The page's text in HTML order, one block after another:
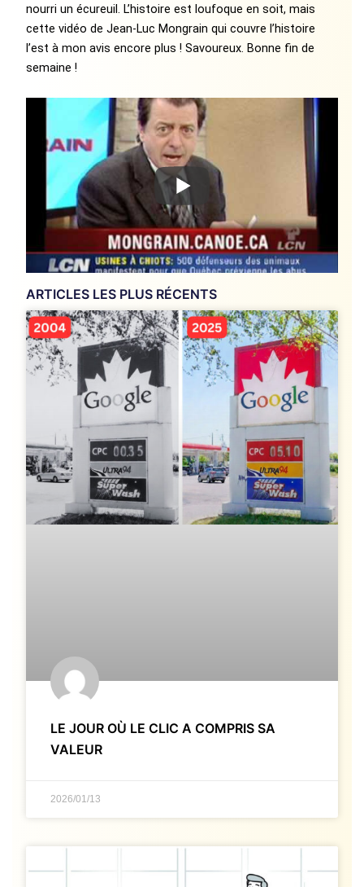
nourri un écureuil. L’histoire est loufoque en soit, mais
cette vidéo de Jean-Luc Mongrain qui couvre l’histoire
l’est à mon avis encore plus ! Savoureux. Bonne fin de
semaine !
ARTICLES LES PLUS RÉCENTS
LE JOUR OÙ LE CLIC A COMPRIS SA
VALEUR
2026/01/13